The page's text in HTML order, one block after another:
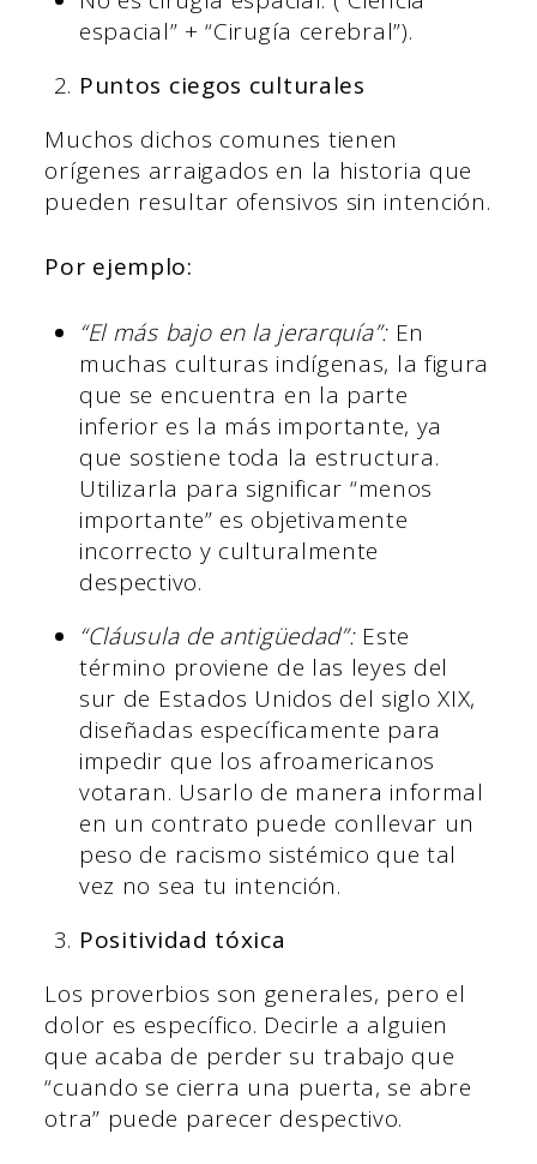
espacial” + “Cirugía cerebral”).
Puntos ciegos culturales
Muchos dichos comunes tienen
orígenes arraigados en la historia que
pueden resultar ofensivos sin intención.
Por ejemplo:
“El más bajo en la jerarquía”:En
muchas culturas indígenas, la figura
que se encuentra en la parte
inferior es la más importante, ya
que sostiene toda la estructura.
Utilizarla para significar “menos
importante” es objetivamente
incorrecto y culturalmente
despectivo.
“Cláusula de antigüedad”: Este
término proviene de las leyes del
sur de Estados Unidos del siglo XIX,
diseñadas específicamente para
impedir que los afroamericanos
votaran. Usarlo de manera informal
en un contrato puede conllevar un
peso de racismo sistémico que tal
vez no sea tu intención.
Positividad tóxica
Los proverbios son generales, pero el
dolor es específico. Decirle a alguien
que acaba de perder su trabajo que
“cuando se cierra una puerta, se abre
otra” puede parecer despectivo.